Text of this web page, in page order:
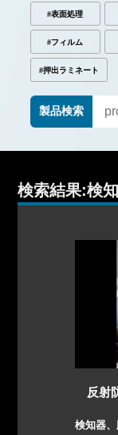
#表面処理
#フィルム
#押出ラミネート
製品検索
検索結果:検
反射
検知器